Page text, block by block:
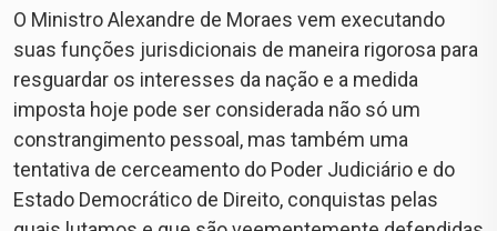
O Ministro Alexandre de Moraes vem executando
suas funções jurisdicionais de maneira rigorosa para
resguardar os interesses da nação e a medida
imposta hoje pode ser considerada não só um
constrangimento pessoal, mas também uma
tentativa de cerceamento do Poder Judiciário e do
Estado Democrático de Direito, conquistas pelas